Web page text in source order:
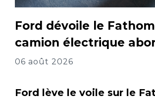
Ford dévoile le
camion électrique
06 août 2026
Ford lève le voile sur le